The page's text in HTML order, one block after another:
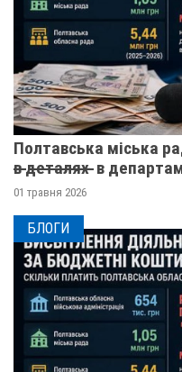
Полтавська міська
в̶ ̶д̶е̶т̶а̶л̶я̶х̶ ̶ в
01 травня 2026
БЛОГИ